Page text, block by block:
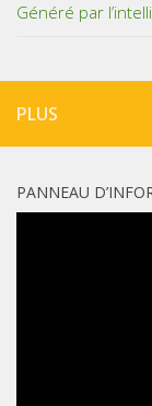
Généré par
PLUS
PANNEAU